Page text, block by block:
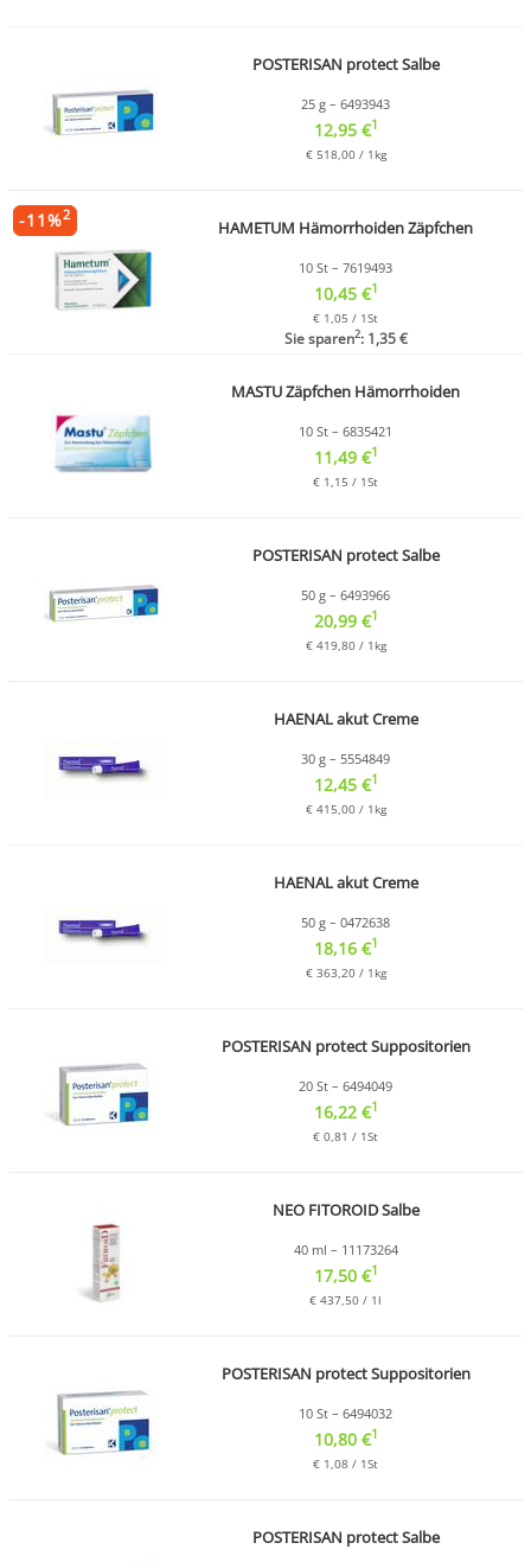
POSTERISAN protect Salbe
25 g – 6493943
12,95 €1
€ 518,00 / 1kg
HAMETUM Hämorrhoiden Zäpfchen
10 St – 7619493
10,45 €1
€ 1,05 / 1St
Sie sparen2: 1,35 €
-11%2
MASTU Zäpfchen Hämorrhoiden
10 St – 6835421
11,49 €1
€ 1,15 / 1St
POSTERISAN protect Salbe
50 g – 6493966
20,99 €1
€ 419,80 / 1kg
HAENAL akut Creme
30 g – 5554849
12,45 €1
€ 415,00 / 1kg
HAENAL akut Creme
50 g – 0472638
18,16 €1
€ 363,20 / 1kg
POSTERISAN protect Suppositorien
20 St – 6494049
16,22 €1
€ 0,81 / 1St
NEO FITOROID Salbe
40 ml – 11173264
17,50 €1
€ 437,50 / 1l
POSTERISAN protect Suppositorien
10 St – 6494032
10,80 €1
€ 1,08 / 1St
POSTERISAN protect Salbe